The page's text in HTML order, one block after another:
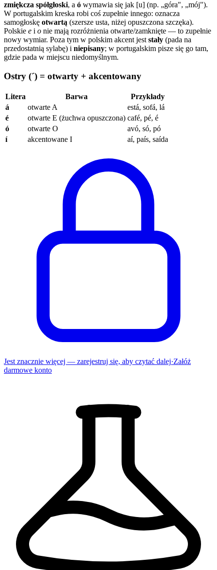
zmiękcza spółgłoski, a ó wymawia się jak [u] (np. „góra", „mój").
W portugalskim kreska robi coś zupełnie innego: oznacza
samogłoskę otwartą (szersze usta, niżej opuszczona szczęka).
Polskie e i o nie mają rozróżnienia otwarte/zamknięte — to zupełnie
nowy wymiar. Poza tym w polskim akcent jest stały (pada na
przedostatnią sylabę) i niepisany; w portugalskim pisze się go tam,
gdzie pada w miejscu niedomyślnym.
Ostry (´) = otwarty + akcentowany
Litera Barwa
Przykłady
á
otwarte A
está, sofá, lá
é
otwarte E (żuchwa opuszczona) café, pé, é
ó
otwarte O
avó, só, pó
í
akcentowane I aí, país, saída
Jest znacznie więcej — zarejestruj się, aby czytać dalej·Załóż
darmowe konto